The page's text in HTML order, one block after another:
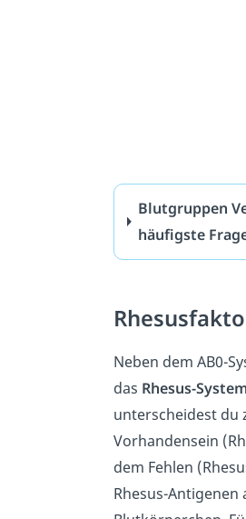
Blutgruppen
häufigste
Neben dem AB0-
das Rhesus-
unterscheidest du
Vorhandensein
dem Fehlen
Rhesus-